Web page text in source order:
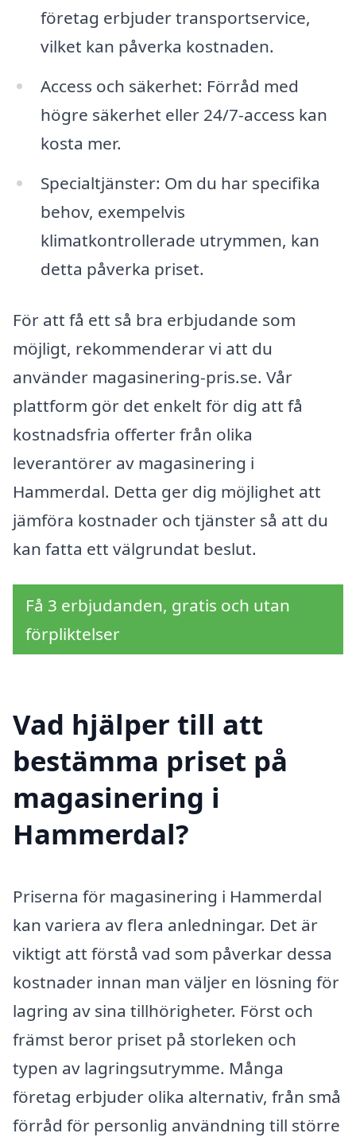
företag erbjuder transportservice,
vilket kan påverka kostnaden.
Access och säkerhet: Förråd med
högre säkerhet eller 24/7-access kan
kosta mer.
Specialtjänster: Om du har specifika
behov, exempelvis
klimatkontrollerade utrymmen, kan
detta påverka priset.
För att få ett så bra erbjudande som
möjligt, rekommenderar vi att du
använder magasinering-pris.se. Vår
plattform gör det enkelt för dig att få
kostnadsfria offerter från olika
leverantörer av magasinering i
Hammerdal. Detta ger dig möjlighet att
jämföra kostnader och tjänster så att du
kan fatta ett välgrundat beslut.
Få 3 erbjudanden, gratis och utan
förpliktelser
Vad hjälper till att
bestämma priset på
magasinering i
Hammerdal?
Priserna för magasinering i Hammerdal
kan variera av flera anledningar. Det är
viktigt att förstå vad som påverkar dessa
kostnader innan man väljer en lösning för
lagring av sina tillhörigheter. Först och
främst beror priset på storleken och
typen av lagringsutrymme. Många
företag erbjuder olika alternativ, från små
förråd för personlig användning till större